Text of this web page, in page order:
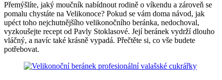
Přemýšlíte, jaký moučník nabídnout rodině o víkendu a zároveň se
pomalu chystáte na Velikonoce? Pokud se vám doma návod, jak
upéct toho nejchutnějšího velikonočního beránka, nedochoval,
vyzkoušejte recept od Pavly Stoklasové. Její beránek vydrží dlouho
vláčný, a navíc také krásně vypadá. Přečtěte si, co vše budete
potřebovat.